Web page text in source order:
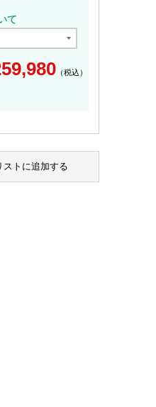
て
（税込）
ストに追加する